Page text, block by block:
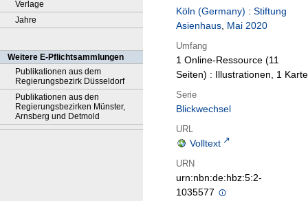
Verlage
Jahre
Weitere E-Pflichtsammlungen
Publikationen aus dem
Regierungsbezirk Düsseldorf
Publikationen aus den
Regierungsbezirken Münster,
Arnsberg und Detmold
Köln (Germany) : Stiftung
Asienhaus, Mai 2020
Umfang
1 Online-Ressource (11
Seiten) : Illustrationen, 1 Karte
Serie
Blickwechsel
URL
Volltext
URN
urn:nbn:de:hbz:5:2-
1035577